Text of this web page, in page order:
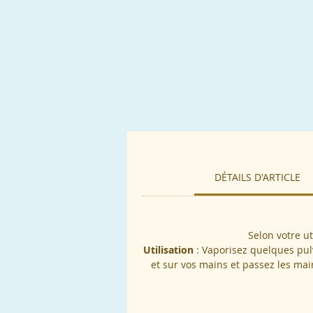
DÉTAILS D'ARTICLE
Selon votre
Utilisation : Vaporisez quelques
et sur vos mains et passez les